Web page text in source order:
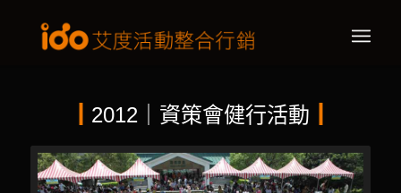
2012｜資策會健行活動